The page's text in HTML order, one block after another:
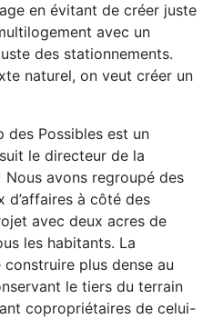
en évitant de créer juste
avec un
des stationnements.
naturel, on veut créer un
des Possibles est un
le directeur de la
Nous avons regroupé des
d’affaires à côté des
avec deux acres de
les habitants. La
construire plus dense au
le tiers du terrain
copropriétaires de celui-